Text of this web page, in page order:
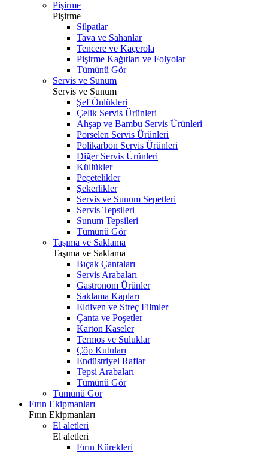
Pişirme
Pişirme
Silpatlar
Tava ve Sahanlar
Tencere ve Kaçerola
Pişirme Kağıtları ve Folyolar
Tümünü Gör
Servis ve Sunum
Servis ve Sunum
Şef Önlükleri
Çelik Servis Ürünleri
Ahşap ve Bambu Servis Ürünleri
Porselen Servis Ürünleri
Polikarbon Servis Ürünleri
Diğer Servis Ürünleri
Küllükler
Peçetelikler
Şekerlikler
Servis ve Sunum Sepetleri
Servis Tepsileri
Sunum Tepsileri
Tümünü Gör
Taşıma ve Saklama
Taşıma ve Saklama
Bıçak Çantaları
Servis Arabaları
Gastronom Ürünler
Saklama Kapları
Eldiven ve Streç Filmler
Çanta ve Poşetler
Karton Kaseler
Termos ve Suluklar
Çöp Kutuları
Endüstriyel Raflar
Tepsi Arabaları
Tümünü Gör
Tümünü Gör
Fırın Ekipmanları
Fırın Ekipmanları
El aletleri
El aletleri
Fırın Kürekleri